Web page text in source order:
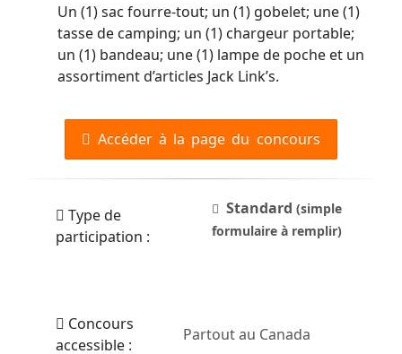
Un (1) sac fourre-tout; un (1) gobelet; une (1)
tasse de camping; un (1) chargeur portable;
un (1) bandeau; une (1) lampe de poche et un
assortiment d’articles Jack Link’s.
Accéder à la page du concours
Type de
participation :
Standard (simple
formulaire à remplir)
Concours
accessible :
Partout au Canada